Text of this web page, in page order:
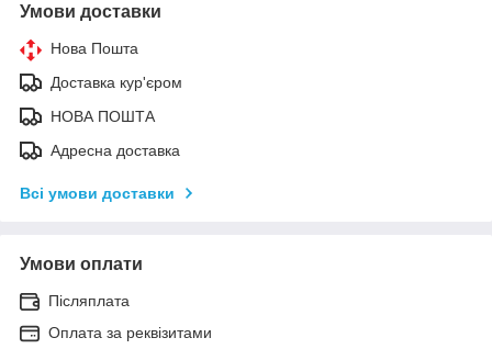
Умови доставки
Нова Пошта
Доставка кур'єром
НОВА ПОШТА
Адресна доставка
Всі умови доставки
Умови оплати
Післяплата
Оплата за реквізитами